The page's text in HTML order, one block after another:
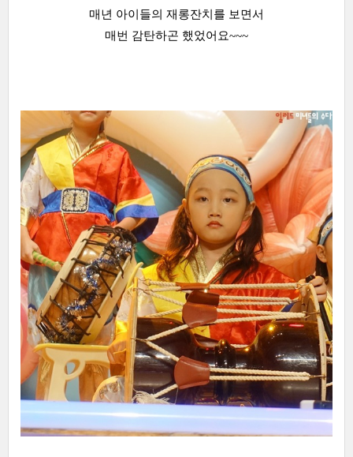
매년 아이들의 재롱잔치를 보면서
매번 감탄하곤 했었어요~~~